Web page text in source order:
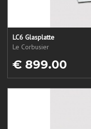
LC6 Glasplatte
Le Corbusier
€ 899.00